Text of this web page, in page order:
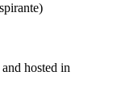
hosted in